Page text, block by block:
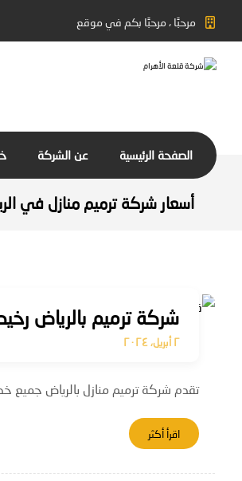
مرحبًا ، مرحبًا بكم في موقع
الصفحة الرئيسية عن الشركة
أسعار شركة ترميم منازل في
شركة ترميم بالرياض
٢ أبريل، ٢٠٢٤
تقدم شركة ترميم منازل بالرياض جميع
اقرأ أكثر